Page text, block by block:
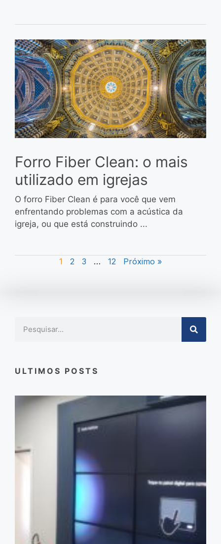
Forro Fiber Clean: o mais
utilizado em igrejas
O forro Fiber Clean é para você que vem
enfrentando problemas com a acústica da
igreja, ou que está construindo ...
1 2 3 … 12 Próximo »
ULTIMOS POSTS